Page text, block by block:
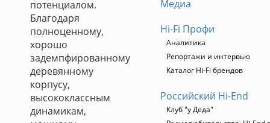
потенциалом.
Благодаря
полноценному,
хорошо
задемпфированному
деревянному
корпусу,
высококлассным
динамикам,
Медиа
Hi-Fi Профи
Аналитика
Репортажи и интервью
Каталог Hi-Fi брендов
Российский Hi-End
Клуб "у Деда"